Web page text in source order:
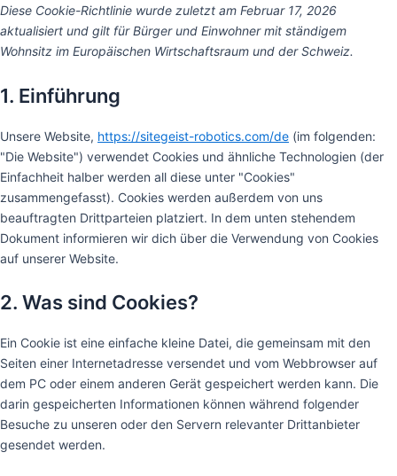
Diese Cookie-Richtlinie wurde zuletzt am Februar 17, 2026
aktualisiert und gilt für Bürger und Einwohner mit ständigem
Wohnsitz im Europäischen Wirtschaftsraum und der Schweiz.
1. Einführung
Unsere Website, https://sitegeist-robotics.com/de (im folgenden:
"Die Website") verwendet Cookies und ähnliche Technologien (der
Einfachheit halber werden all diese unter "Cookies"
zusammengefasst). Cookies werden außerdem von uns
beauftragten Drittparteien platziert. In dem unten stehendem
Dokument informieren wir dich über die Verwendung von Cookies
auf unserer Website.
2. Was sind Cookies?
Ein Cookie ist eine einfache kleine Datei, die gemeinsam mit den
Seiten einer Internetadresse versendet und vom Webbrowser auf
dem PC oder einem anderen Gerät gespeichert werden kann. Die
darin gespeicherten Informationen können während folgender
Besuche zu unseren oder den Servern relevanter Drittanbieter
gesendet werden.
to
service
sonstiges